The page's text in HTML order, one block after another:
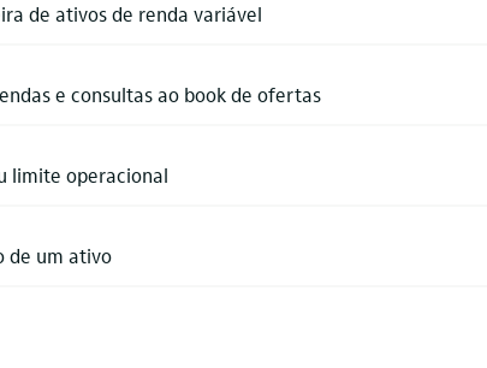
de ativos de renda variável
e consultas ao book de ofertas
limite operacional
de um ativo